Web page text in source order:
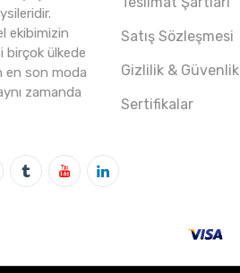
ekibimizin
birçok ülkede
en son moda
zamanda
Satış Sözleşmesi
Gizlilik & Güvenlik
Sertifikalar